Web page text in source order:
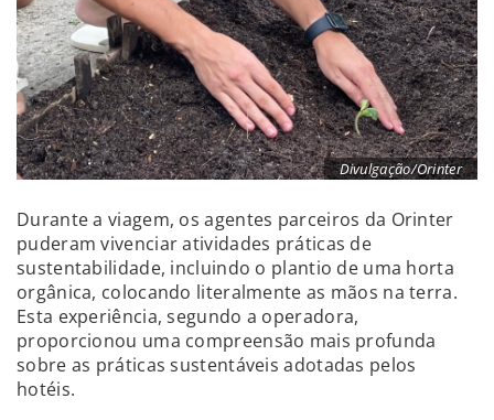
Divulgação/Orinter
Durante a viagem, os agentes parceiros da Orinter
puderam vivenciar atividades práticas de
sustentabilidade, incluindo o plantio de uma horta
orgânica, colocando literalmente as mãos na terra.
Esta experiência, segundo a operadora,
proporcionou uma compreensão mais profunda
sobre as práticas sustentáveis adotadas pelos
hotéis.